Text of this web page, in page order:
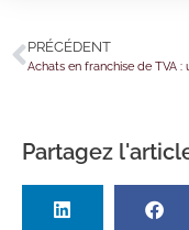
PRÉCÉDENT
Partagez